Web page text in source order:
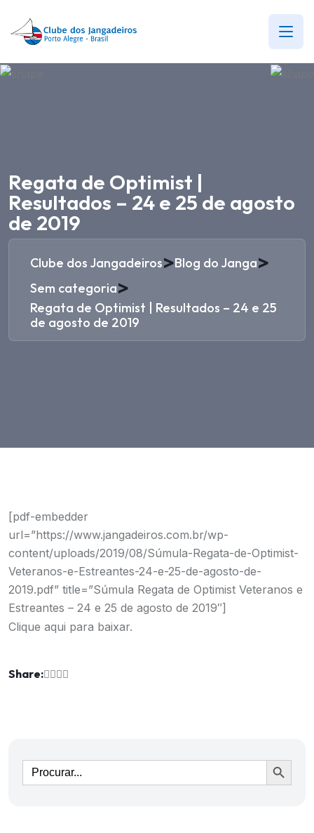
Regata de Optimist |
Resultados – 24 e 25 de agosto
de 2019
Clube dos Jangadeiros>Blog do Janga>
Sem categoria>
Regata de Optimist | Resultados – 24 e 25
de agosto de 2019
[pdf-embedder
url=”https://www.jangadeiros.com.br/wp-
content/uploads/2019/08/Súmula-Regata-de-Optimist-
Veteranos-e-Estreantes-24-e-25-de-agosto-de-
2019.pdf” title=”Súmula Regata de Optimist Veteranos e
Estreantes – 24 e 25 de agosto de 2019″]
Clique aqui para baixar.
Share:
Ir